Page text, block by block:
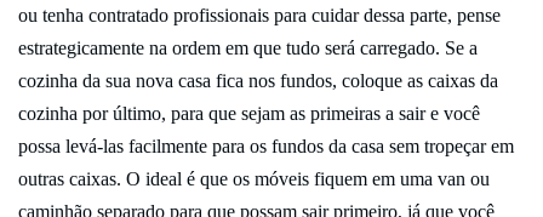
ou tenha contratado profissionais para cuidar dessa parte, pense
estrategicamente na ordem em que tudo será carregado. Se a
cozinha da sua nova casa fica nos fundos, coloque as caixas da
cozinha por último, para que sejam as primeiras a sair e você
possa levá-las facilmente para os fundos da casa sem tropeçar em
outras caixas. O ideal é que os móveis fiquem em uma van ou